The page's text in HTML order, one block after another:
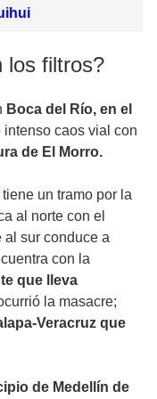
los filtros?
Boca del Río, en el
intenso caos vial con
de El Morro.
un tramo por la
al norte con el
al sur conduce a
con la
que lleva
la masacre;
Veracruz que
de Medellín de